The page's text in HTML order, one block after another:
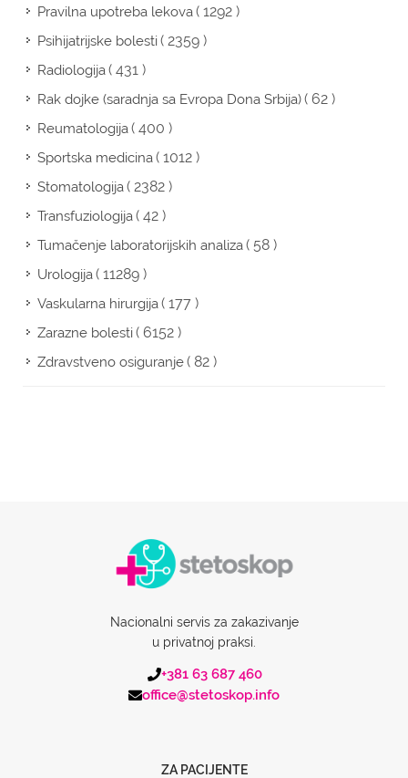
Pravilna upotreba lekova( 1292 )
Psihijatrijske bolesti( 2359 )
Radiologija( 431 )
Rak dojke (saradnja sa Evropa Dona Srbija)( 62 )
Reumatologija( 400 )
Sportska medicina( 1012 )
Stomatologija( 2382 )
Transfuziologija( 42 )
Tumačenje laboratorijskih analiza( 58 )
Urologija( 11289 )
Vaskularna hirurgija( 177 )
Zarazne bolesti( 6152 )
Zdravstveno osiguranje( 82 )
Nacionalni servis za zakazivanje
u privatnoj praksi.
+381 63 687 460
office@stetoskop.info
ZA PACIJENTE